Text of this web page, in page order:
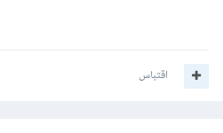
اقتباس